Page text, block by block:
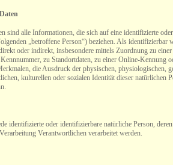
sind alle Informationen, die sich auf eine identifizierte
„betroffene Person“) beziehen. Als identifizierbar
oder indirekt, insbesondere mittels Zuordnung zu
zu Standortdaten, zu einer Online-Kennung
die Ausdruck der physischen, physiologischen,
kulturellen oder sozialen Identität dieser natürlichen
identifizierte oder identifizierbare natürliche Person, deren
Verantwortlichen verarbeitet werden.